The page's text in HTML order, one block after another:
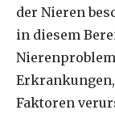
der Nieren
in diesem
Faktoren